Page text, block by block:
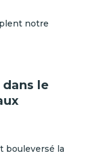
notre
le
bouleversé la